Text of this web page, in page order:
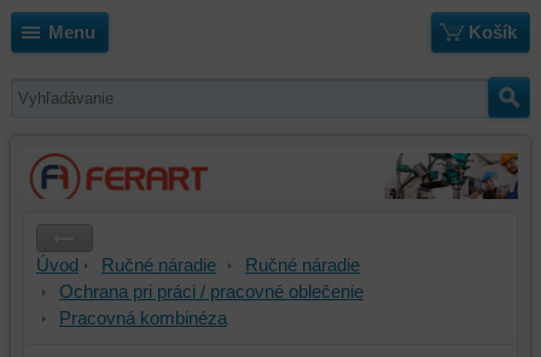
Menu Košík
Úvod Ručné náradie
Ručné náradie
Ochrana pri práci / pracovné oblečenie
Pracovná kombinéza